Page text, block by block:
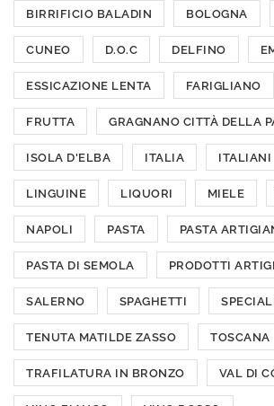
BIRRIFICIO BALADIN BOLOGNA
CUNEO D.O.C DELFINO
ESSICAZIONE LENTA FARIGLIANO
FRUTTA GRAGNANO CITTÀ DELLA
ISOLA D'ELBA ITALIA ITALIANI
LINGUINE LIQUORI MIELE
NAPOLI PASTA PASTA
PASTA DI SEMOLA PRODOTTI
SALERNO SPAGHETTI
TENUTA MATILDE ZASSO TOSCANA
TRAFILATURA IN BRONZO VAL DI